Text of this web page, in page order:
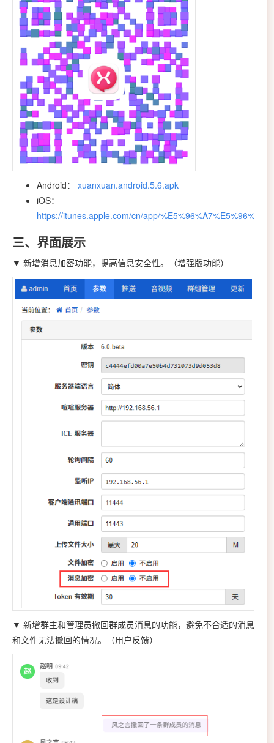
Android： xuanxuan.android.5.6.apk
iOS：
https://itunes.apple.com/cn/app/%E5%96%A7%E5%96%A7/
三、界面展示
▼ 新增消息加密功能，提高信息安全性。（增强版功能）
▼ 新增群主和管理员撤回群成员消息的功能，避免不合适的消息
和文件无法撤回的情况。（用户反馈）